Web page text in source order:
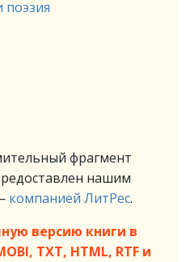
поэзия
фрагмент
нашим
компанией ЛитРес.
версию книги в
TXT, HTML, RTF и